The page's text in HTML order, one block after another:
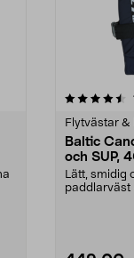
Flytvästar
Baltic
och SUP,
Lätt, smidig
paddlarväst